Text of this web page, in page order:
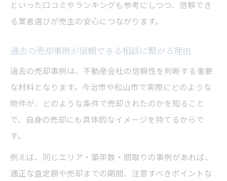
といった口コミやランキングも参考にしつつ、信頼でき
る業者選びが売主の安心につながります。
過去の売却事例が信頼できる相談に繋がる理由
過去の売却事例は、不動産会社の信頼性を判断する重要
な材料となります。今治市や松山市で実際にどのような
物件が、どのような条件で売却されたのかを知ること
で、自身の売却にも具体的なイメージを持てるからで
す。
例えば、同じエリア・築年数・間取りの事例があれば、
適正な査定額や売却までの期間、注意すべきポイントな